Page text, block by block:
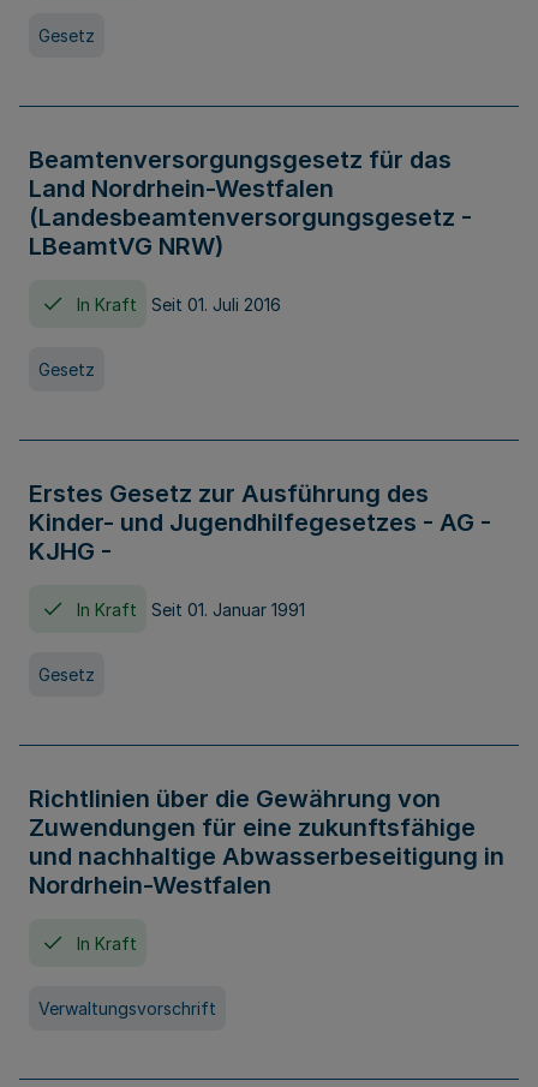
Gesetz
Beamtenversorgungsgesetz für das
Land Nordrhein-Westfalen
(Landesbeamtenversorgungsgesetz -
LBeamtVG NRW)
In Kraft Seit 01. Juli 2016
Gesetz
Erstes Gesetz zur Ausführung des
Kinder- und Jugendhilfegesetzes - AG -
KJHG -
In Kraft Seit 01. Januar 1991
Gesetz
Richtlinien über die Gewährung von
Zuwendungen für eine zukunftsfähige
und nachhaltige Abwasserbeseitigung in
Nordrhein-Westfalen
In Kraft
Verwaltungsvorschrift